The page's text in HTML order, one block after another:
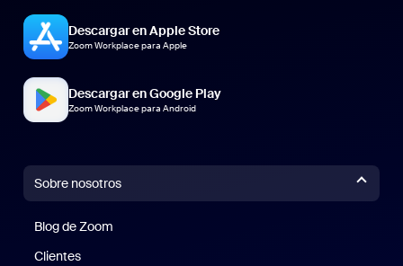
Descargar en Apple Store
Zoom Workplace para Apple
Descargar en Google Play
Zoom Workplace para Android
Sobre nosotros
Blog de Zoom
Clientes